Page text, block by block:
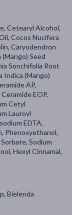
Cetearyl Alcohol,
Cocos Nucifera
Caryodendron
Seed
Sonchifolia Root
Indica (Mango)
AP,
EOP,
Cetyl
Lauroyl
EDTA,
Phenoxyethanol,
Sodium
Hexyl Cinnamal,
Bielenda